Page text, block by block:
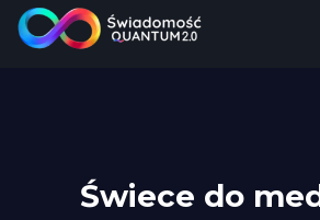
Świece do